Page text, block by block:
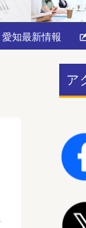
愛知最新情報
ア